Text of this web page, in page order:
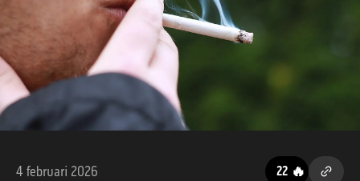
NIEUWS
PROGRAMMA'S
TIP DE REDACTIE
WORD LID
4 februari 2026 22 🔥